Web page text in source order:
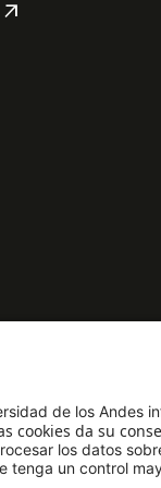
arrow_outward